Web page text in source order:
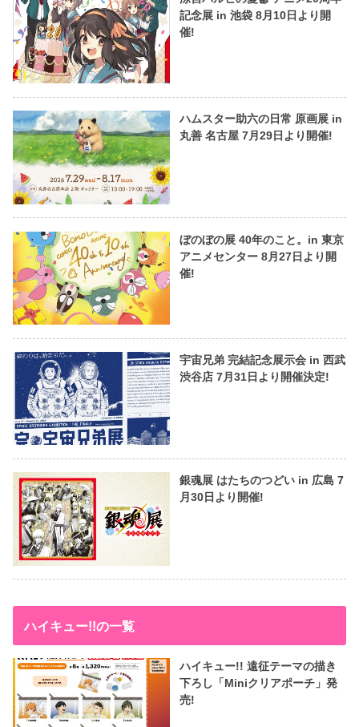
記念展 in 池袋 8月10日より開
催!
ハムスター助六の日常 原画展 in
丸善 名古屋 7月29日より開催!
ぼのぼの展 40年のこと。in 東京
アニメセンター 8月27日より開
催!
宇宙兄弟 完結記念展示会 in 西武
渋谷店 7月31日より開催決定!
銀魂展 はたちのつどい in 広島 7
月30日より開催!
ハイキュー!!の一覧
ハイキュー!! 遠征テーマの描き
下ろし「Miniクリアポーチ」発
売!